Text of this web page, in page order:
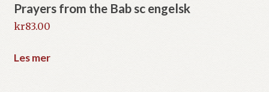
Prayers from the Bab sc engelsk
kr83.00
Les mer